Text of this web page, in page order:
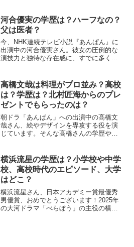
「べらぼう ～蔦重栄華乃夢噺（つたじゅ
うえいがのゆめばな...
河合優実の学歴は？ハーフなの？
父は医者？
今、NHK連続テレビ小説『あんぱん』に
出演中の河合優実さん。彼女の圧倒的な
演技力と独特な存在感に、すでに多くの
つ河合さん。その魅力をさらに深掘りし
てみましょう！河合優実...
高橋文哉は料理がプロ並み？高校
は？学歴は？北村匠海からのプレ
ゼントでもらったのは？
朝ドラ「あんぱん」への出演中の髙橋文
哉さん、絵やデザインを専攻する役を演
じています。そんな高橋さんの学歴や学
いいうえに上手という評判です！10代で
芸能界入りをした高橋文...
横浜流星の学歴は？小学校や中学
校、高校時代のエピソード、大学
はどこ？
横浜流星さん、日本アカデミー賞最優秀
男優賞、おめでとうございます！2025年
の大河ドラマ「べらぼう」の主役の横浜